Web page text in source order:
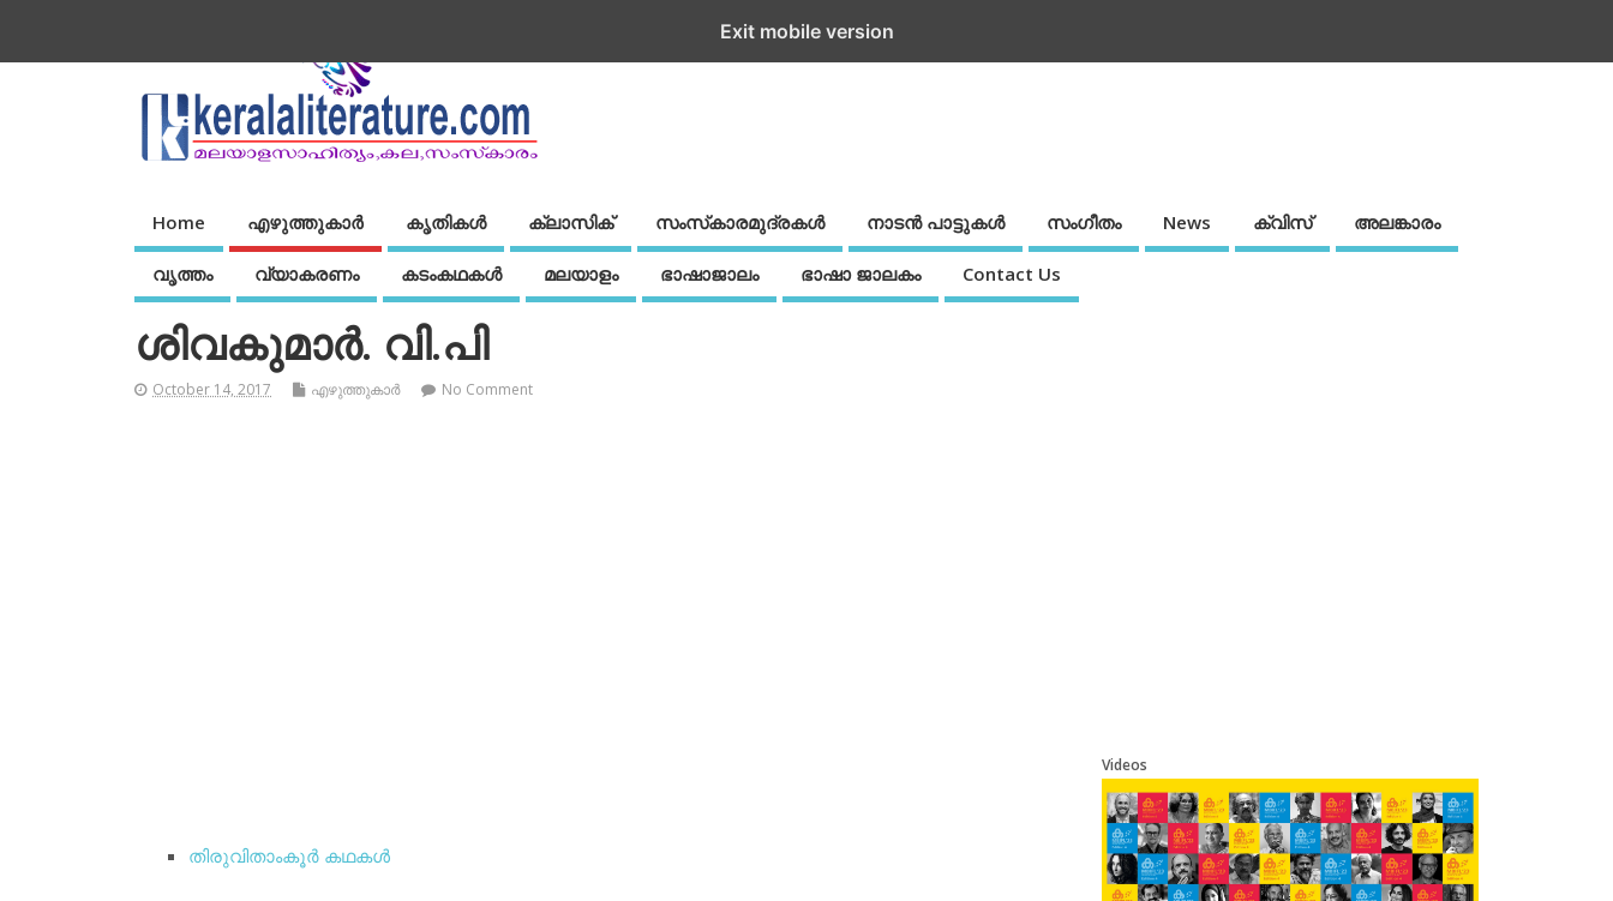
Home എഴുത്തുകാര്‍ കൃതികൾ ക്ലാസിക് സംസ്‌കാരമുദ്രകള്‍ നാടന്‍ പാട്ടുകള്‍ സംഗീതം News ക്വിസ് അലങ്കാരം
വൃത്തം വ്യാകരണം കടംകഥകള്‍ മലയാളം ഭാഷാജാലം ഭാഷാ ജാലകം Contact Us
ശിവകുമാര്‍. വി.പി
October 14, 2017 എഴുത്തുകാര്‍ No Comment
തിരുവിതാംകൂര്‍ കഥകള്‍
Videos
Exit mobile version